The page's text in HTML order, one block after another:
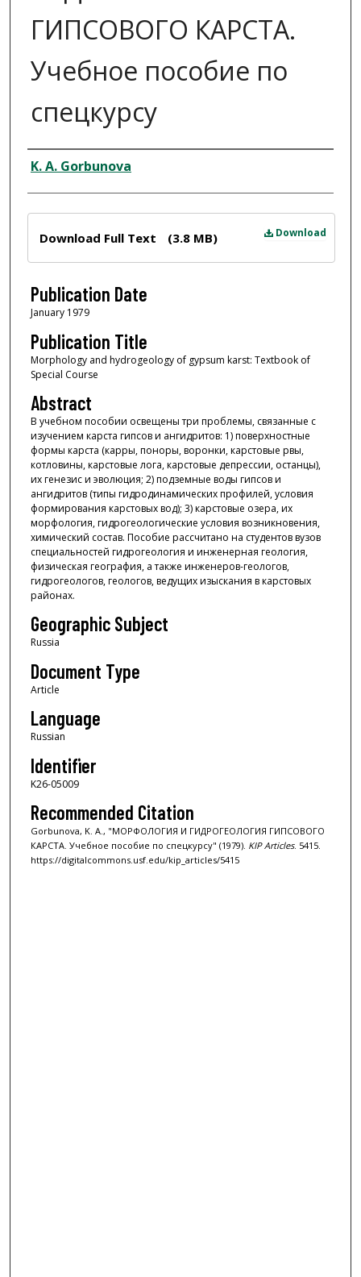
ГИПСОВОГО КАРСТА.
Учебное пособие по
спецкурсу
Author
K. A. Gorbunova
Download
Download Full Text (3.8 MB)
Publication Date
January 1979
Publication Title
Morphology and hydrogeology of gypsum karst: Textbook of
Special Course
Abstract
В учебном пособии освещены три проблемы, связанные с
изучением карста гипсов и ангидритов: 1) поверхностные
формы карста (карры, поноры, воронки, карстовые рвы,
котловины, карстовые лога, карстовые депрессии, останцы),
их генезис и эволюция; 2) подземные воды гипсов и
ангидритов (типы гидродинамических профилей, условия
формирования карстовых вод); 3) карстовые озера, их
морфология, гидрогеологические условия возникновения,
химический состав. Пособие рассчитано на студентов вузов
специальностей гидрогеология и инженерная геология,
физическая география, а также инженеров-геологов,
гидрогеологов, геологов, ведущих изыскания в карстовых
районах.
Geographic Subject
Russia
Document Type
Article
Language
Russian
Identifier
K26-05009
Recommended Citation
Gorbunova, K. A., "МОРФОЛОГИЯ И ГИДРОГЕОЛОГИЯ ГИПСОВОГО
КАРСТА. Учебное пособие по спецкурсу" (1979). KIP Articles. 5415.
https://digitalcommons.usf.edu/kip_articles/5415